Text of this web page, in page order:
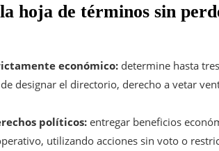
hoja de términos sin
económico: determine hasta
designar el directorio, derecho a vetar
políticos: entregar beneficios
utilizando acciones sin voto o